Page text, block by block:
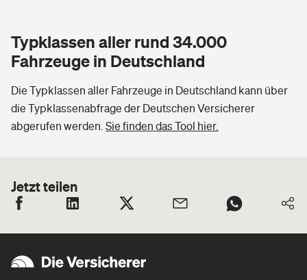
Typklassen aller rund 34.000
Fahrzeuge in Deutschland
Die Typklassen aller Fahrzeuge in Deutschland kann über
die Typklassenabfrage der Deutschen Versicherer
abgerufen werden. Sie finden das Tool hier.
Jetzt teilen